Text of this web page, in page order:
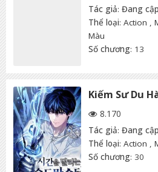
Tác giả: Đang
Thể loại: Action ,
Màu
Số chương: 13
Kiếm Sư Du
8.170
Tác giả: Đang
Thể loại: Action ,
Số chương: 30